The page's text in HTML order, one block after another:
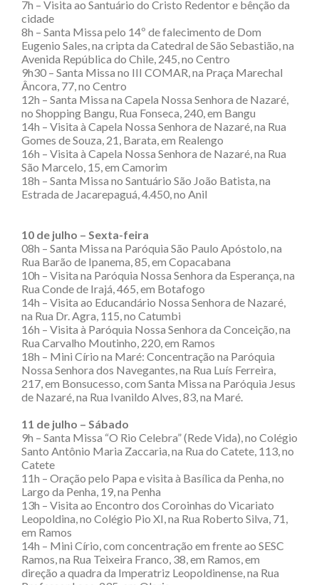
7h – Visita ao Santuário do Cristo Redentor e bênção da
cidade
8h – Santa Missa pelo 14º de falecimento de Dom
Eugenio Sales, na cripta da Catedral de São Sebastião, na
Avenida República do Chile, 245, no Centro
9h30 – Santa Missa no III COMAR, na Praça Marechal
Âncora, 77, no Centro
12h – Santa Missa na Capela Nossa Senhora de Nazaré,
no Shopping Bangu, Rua Fonseca, 240, em Bangu
14h – Visita à Capela Nossa Senhora de Nazaré, na Rua
Gomes de Souza, 21, Barata, em Realengo
16h – Visita à Capela Nossa Senhora de Nazaré, na Rua
São Marcelo, 15, em Camorim
18h – Santa Missa no Santuário São João Batista, na
Estrada de Jacarepaguá, 4.450, no Anil
10 de julho – Sexta-feira
08h – Santa Missa na Paróquia São Paulo Apóstolo, na
Rua Barão de Ipanema, 85, em Copacabana
10h – Visita na Paróquia Nossa Senhora da Esperança, na
Rua Conde de Irajá, 465, em Botafogo
14h – Visita ao Educandário Nossa Senhora de Nazaré,
na Rua Dr. Agra, 115, no Catumbi
16h – Visita à Paróquia Nossa Senhora da Conceição, na
Rua Carvalho Moutinho, 220, em Ramos
18h – Mini Círio na Maré: Concentração na Paróquia
Nossa Senhora dos Navegantes, na Rua Luís Ferreira,
217, em Bonsucesso, com Santa Missa na Paróquia Jesus
de Nazaré, na Rua Ivanildo Alves, 83, na Maré.
11 de julho – Sábado
9h – Santa Missa “O Rio Celebra” (Rede Vida), no Colégio
Santo Antônio Maria Zaccaria, na Rua do Catete, 113, no
Catete
11h – Oração pelo Papa e visita à Basílica da Penha, no
Largo da Penha, 19, na Penha
13h – Visita ao Encontro dos Coroinhas do Vicariato
Leopoldina, no Colégio Pio XI, na Rua Roberto Silva, 71,
em Ramos
14h – Mini Círio, com concentração em frente ao SESC
Ramos, na Rua Teixeira Franco, 38, em Ramos, em
direção a quadra da Imperatriz Leopoldinense, na Rua